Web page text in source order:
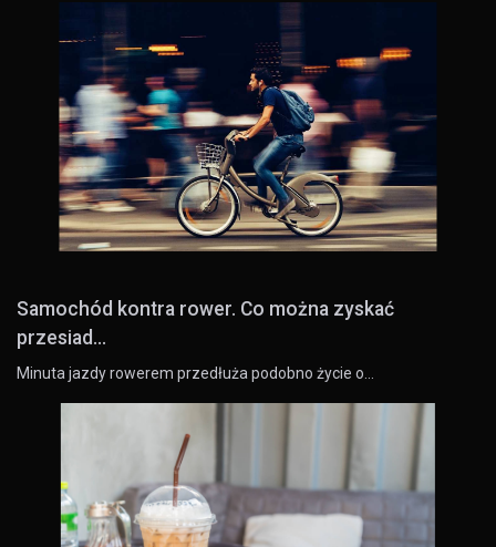
Samochód kontra rower. Co można zyskać
przesiad...
Minuta jazdy rowerem przedłuża podobno życie o…